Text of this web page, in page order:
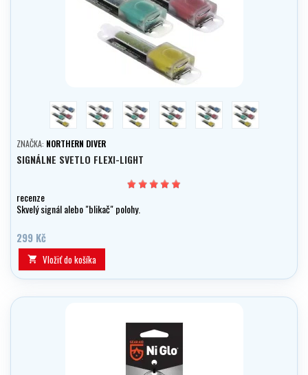
červená modrá zelená bílá žlutá multicolor
ZNAČKA: NORTHERN DIVER
SIGNÁLNE SVETLO FLEXI-LIGHT
recenze
Skvelý signál alebo "blikač" polohy.
299 Kč
 Vložiť do košíka